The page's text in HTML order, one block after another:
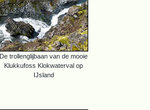
De trollenglijbaan van de mooie
Klukkufoss Klokwaterval op
IJsland